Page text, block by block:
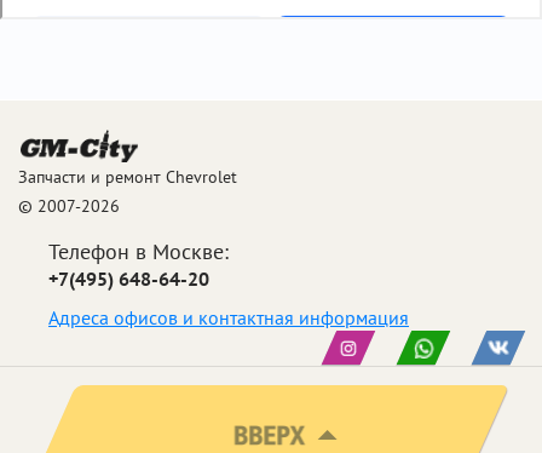
Запчасти и ремонт Chevrolet
© 2007-2026
Телефон в Москве:
+7(495) 648-64-20
Адреса офисов и контактная информация